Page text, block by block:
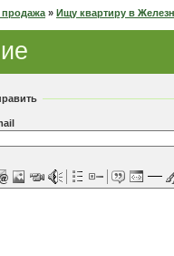
» Ищу квартиру в